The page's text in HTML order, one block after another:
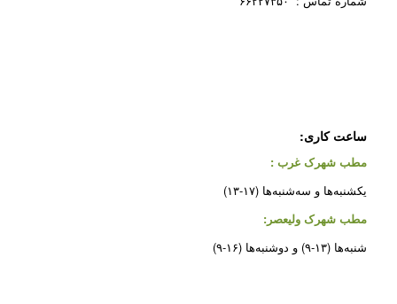
ساعت کاری:
مطب شهرک غرب :
یکشنبه‌ها و سه‌شنبه‌ها (۱۷-۱۳)
مطب شهرک ولیعصر:
شنبه‌ها (۱۳-۹) و دوشنبه‌ها (۱۶-۹)